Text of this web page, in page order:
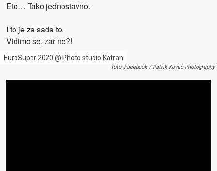
Eto… Tako jednostavno.
I to je za sada to.
Vidimo se, zar ne?!
EuroSuper 2020 @ Photo studio Katran
foto: Facebook / Patrik Kovac Photography